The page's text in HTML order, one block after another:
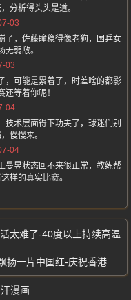
分析得头头是道。
03
了，佐藤瞳稳得像老狗，国乒女
弱敌。
03
，可能是累着了，时差啥的都影
等着你呢！
04
技术层面得下功夫了，球迷们别
慢慢来。
04
曼昱状态回不来很正常，教练帮
样的真实比赛。
太难了-40度以上持续高温
中国红-庆祝香港回归26周年
漫画